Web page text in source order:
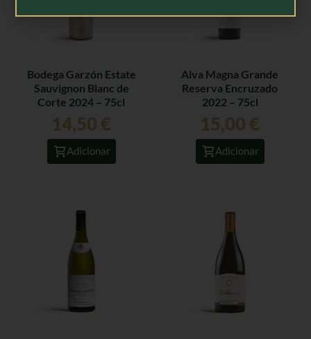
Bodega Garzón Estate
Sauvignon Blanc de
Corte 2024 – 75cl
14,50 €
Adicionar
Alva Magna Grande
Reserva Encruzado
2022 – 75cl
15,00 €
Adicionar